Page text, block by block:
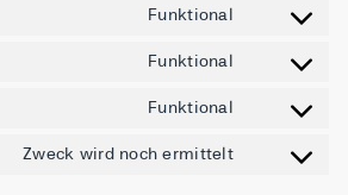
Funktional
Funktional
Funktional
Zweck wird noch ermittelt